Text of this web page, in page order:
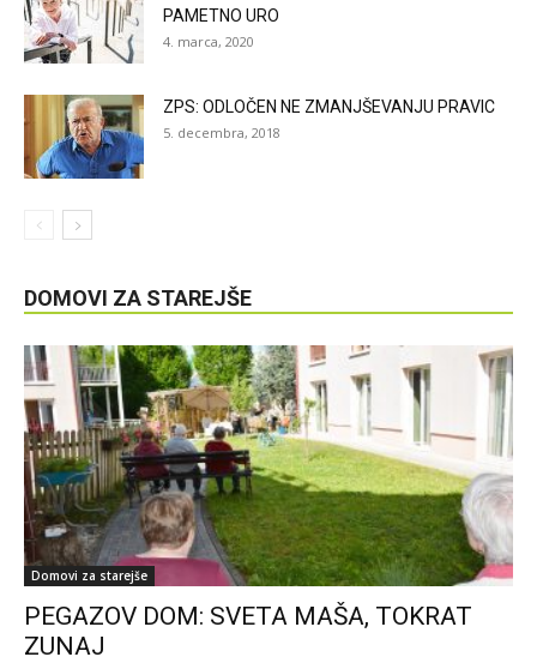
PAMETNO URO
4. marca, 2020
ZPS: ODLOČEN NE ZMANJŠEVANJU PRAVIC
5. decembra, 2018
DOMOVI ZA STAREJŠE
Domovi za starejše
PEGAZOV DOM: SVETA MAŠA, TOKRAT
ZUNAJ